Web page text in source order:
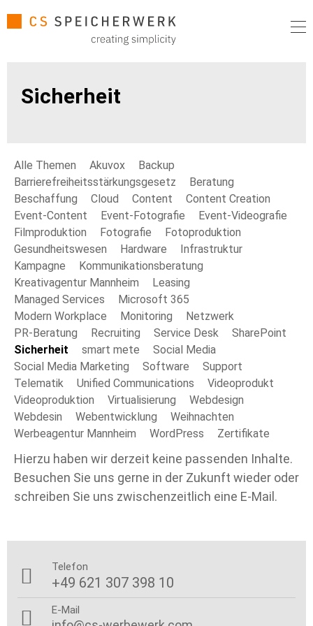
Sicherheit
Alle Themen Akuvox
Backup
Barrierefreiheitsstärkungsgesetz
Beratung
Beschaffung
Cloud Content
Content Creation
Event-Content
Event-Fotografie
Event-Videografie
Filmproduktion
Fotografie
Fotoproduktion
Gesundheitswesen
Hardware
Infrastruktur
Kampagne
Kommunikationsberatung
Kreativagentur Mannheim
Leasing
Managed Services
Microsoft 365
Modern Workplace
Monitoring
Netzwerk
PR-Beratung
Recruiting Service Desk
SharePoint
Sicherheit
smart mete
Social Media
Social Media Marketing
Software
Support
Telematik
Unified Communications
Videoprodukt
Videoproduktion
Virtualisierung
Webdesign
Webdesin
Webentwicklung
Weihnachten
Werbeagentur Mannheim
WordPress Zertifikate
Hierzu haben wir derzeit keine passenden Inhalte.
Besuchen Sie uns gerne in der Zukunft wieder oder
schreiben Sie uns zwischenzeitlich eine E-Mail.
 Telefon
+49 621 307 398 10
 E-Mail